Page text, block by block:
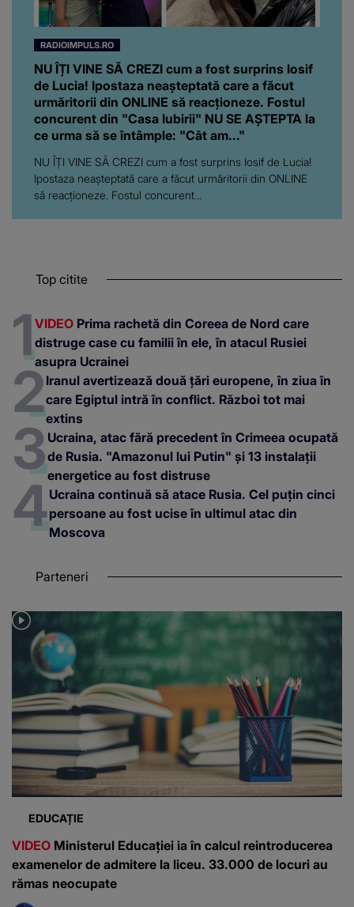
RADIOIMPULS.RO
NU ÎȚI VINE SĂ CREZI cum a fost surprins Iosif
de Lucia! Ipostaza neașteptată care a făcut
urmăritorii din ONLINE să reacționeze. Fostul
concurent din "Casa Iubirii" NU SE AȘTEPTA la
ce urma să se întâmple: "Cât am..."
NU ÎȚI VINE SĂ CREZI cum a fost surprins Iosif de Lucia!
Ipostaza neașteptată care a făcut urmăritorii din ONLINE
să reacționeze. Fostul concurent...
Top citite
VIDEO Prima rachetă din Coreea de Nord care
distruge case cu familii în ele, în atacul Rusiei
asupra Ucrainei
Iranul avertizează două țări europene, în ziua în
care Egiptul intră în conflict. Război tot mai
extins
Ucraina, atac fără precedent în Crimeea ocupată
de Rusia. "Amazonul lui Putin" și 13 instalații
energetice au fost distruse
Ucraina continuă să atace Rusia. Cel puțin cinci
persoane au fost ucise în ultimul atac din
Moscova
Parteneri
EDUCAȚIE
VIDEO Ministerul Educației ia în calcul reintroducerea
examenelor de admitere la liceu. 33.000 de locuri au
rămas neocupate